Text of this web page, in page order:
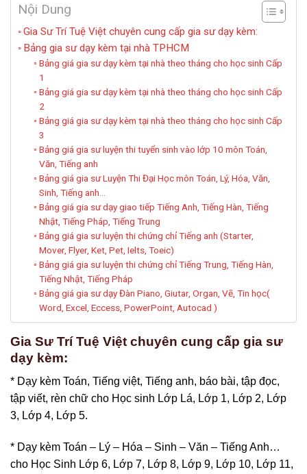
Nội Dung
Gia Sư Trí Tuệ Việt chuyên cung cấp gia sư dạy kèm:
Bảng gia sư dạy kèm tại nhà TPHCM
Bảng giá gia sư dạy kèm tại nhà theo tháng cho học sinh Cấp
1
Bảng giá gia sư dạy kèm tại nhà theo tháng cho học sinh Cấp
2
Bảng giá gia sư dạy kèm tại nhà theo tháng cho học sinh Cấp
3
Bảng giá gia sư luyện thi tuyển sinh vào lớp 10 môn Toán,
Văn, Tiếng anh
Bảng giá gia sư Luyện Thi Đại Học môn Toán, Lý, Hóa, Văn,
Sinh, Tiếng anh…
Bảng giá gia sư dạy giao tiếp Tiếng Anh, Tiếng Hàn, Tiếng
Nhật, Tiếng Pháp, Tiếng Trung
Bảng giá gia sư luyện thi chứng chỉ Tiếng anh (Starter,
Mover, Flyer, Ket, Pet, Ielts, Toeic)
Bảng giá gia sư luyện thi chứng chỉ Tiếng Trung, Tiếng Hàn,
Tiếng Nhật, Tiếng Pháp
Bảng giá gia sư dạy Đàn Piano, Giutar, Organ, Vẽ, Tin học(
Word, Excel, Eccess, PowerPoint, Autocad )
Gia Sư Trí Tuệ Việt chuyên cung cấp gia sư
dạy kèm:
* Dạy kèm Toán, Tiếng việt, Tiếng anh, báo bài, tập đọc,
tập viết, rèn chữ cho Học sinh Lớp Lá, Lớp 1, Lớp 2, Lớp
3, Lớp 4, Lớp 5.
* Dạy kèm Toán – Lý – Hóa – Sinh – Văn – Tiếng Anh…
cho Học Sinh Lớp 6, Lớp 7, Lớp 8, Lớp 9, Lớp 10, Lớp 11,